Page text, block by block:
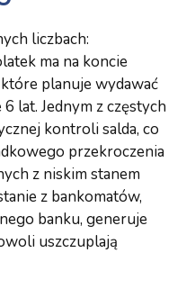
liczbach:
ma na koncie
planuje wydawać
lat. Jednym z częstych
kontroli salda, co
przekroczenia
z niskim stanem
z bankomatów,
banku, generuje
uszczuplają